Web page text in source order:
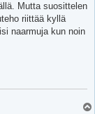
Mutta suosittelen
riittää kyllä
naarmuja kun noin